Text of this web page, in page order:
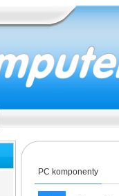
PC komponenty